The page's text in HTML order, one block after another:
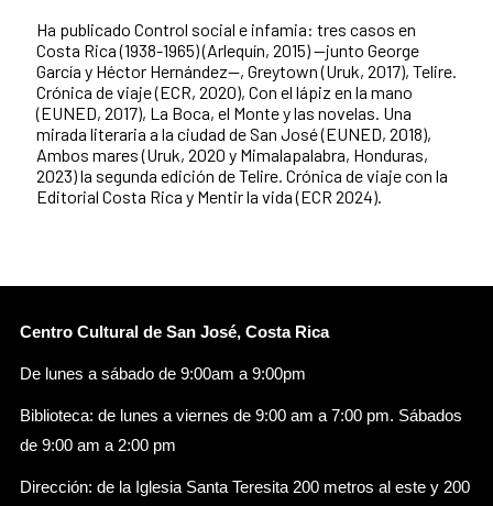
Ha publicado Control social e infamia: tres casos en
Costa Rica (1938-1965) (Arlequín, 2015) —junto George
García y Héctor Hernández—, Greytown (Uruk, 2017), Telire.
Crónica de viaje (ECR, 2020), Con el lápiz en la mano
(EUNED, 2017), La Boca, el Monte y las novelas. Una
mirada literaria a la ciudad de San José (EUNED, 2018),
Ambos mares (Uruk, 2020 y Mimalapalabra, Honduras,
2023) la segunda edición de Telire. Crónica de viaje con la
Editorial Costa Rica y Mentir la vida (ECR 2024).
Centro Cultural de San José, Costa Rica
De lunes a sábado de 9:00am a 9:00pm
Biblioteca: de lunes a viernes de 9:00 am a 7:00 pm. Sábados
de 9:00 am a 2:00 pm
Dirección: de la Iglesia Santa Teresita 200 metros al este y 200